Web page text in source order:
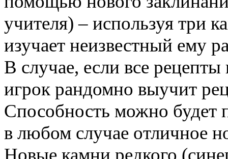
учителя) – используя три
изучает неизвестный ему
В случае, если все
игрок рандомно выучит
Способность можно будет
в любом случае отличное
Новые камни редкого